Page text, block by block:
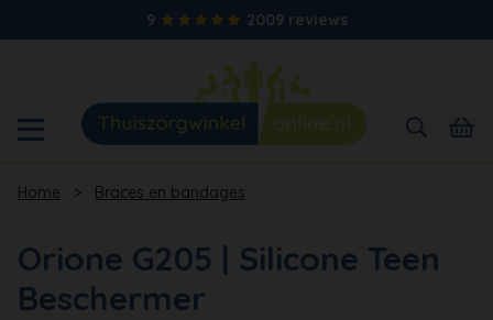
9 2009 reviews
Home > Braces en bandages
Orione G205 | Silicone Teen
Beschermer